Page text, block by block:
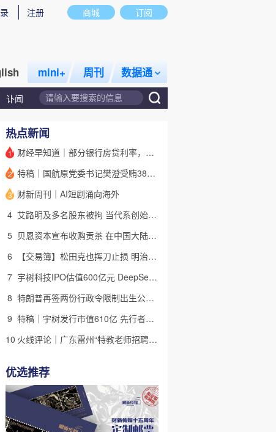
商城 订阅
注册
mini+ 周刊 数据通
讣闻
话题 特别呈现 私房课
热点新闻
1 财经早知道｜部分银行房贷利率，降至“2字头
2 特稿｜国航原党委书记樊澄受贿3847万元二审待宣判 否认大多数指控
3 财新周刊｜AI短剧涌向海外
4
艾路明及多名股东被拘 当代系创始人因何此时被清算
5
贝恩资本宣布收购贡茶 在中国大陆无法注册商标后退出市场
6
【交易簿】松田克也挥刀止损 明治折戟中国乳业
7
宇树科技IPO估值600亿元 DeepSeek参与战略配售
8
特朗普再签两份行政令限制出生公民权 意图打击生育旅游产业(含视频)
9
特稿｜宇树发行市值610亿 先行者的加速和考验
10
火线评论｜广东雷州“特教老师招聘违规”很雷，仍有诸多疑点
优选推荐